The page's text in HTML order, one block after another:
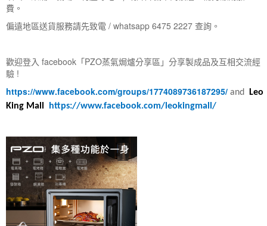
費。
偏遠地區送貨服務請先致電 / whatsapp 6475 2227 查詢。
歡迎登入 facebook「PZO蒸氣焗爐分享區」分享製成品及互相交流經
驗 !
https://www.facebook.com/groups/1774089736187295/ and
Leo
King Mall
https://www.facebook.com/leokingmall/